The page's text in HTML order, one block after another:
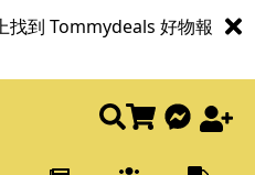
找到 Tommydeals 好物報